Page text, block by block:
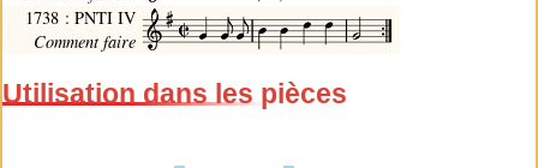
1738 : PNTI IV
Comment faire
Utilisation dans les pièces